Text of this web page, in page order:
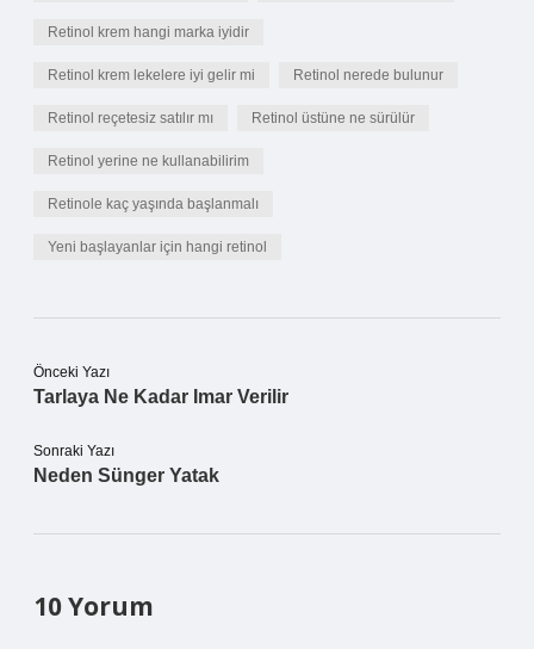
Retinol krem hangi marka iyidir
Retinol krem lekelere iyi gelir mi Retinol nerede bulunur
Retinol reçetesiz satılır mı Retinol üstüne ne sürülür
Retinol yerine ne kullanabilirim
Retinole kaç yaşında başlanmalı
Yeni başlayanlar için hangi retinol
Önceki Yazı
Tarlaya Ne Kadar Imar Verilir
Sonraki Yazı
Neden Sünger Yatak
10 Yorum